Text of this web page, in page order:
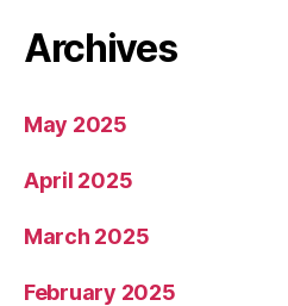
Archives
May 2025
April 2025
March 2025
February 2025